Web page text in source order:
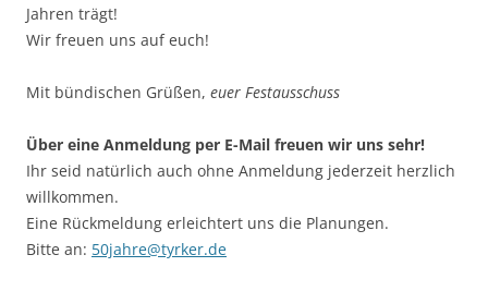
Jahren trägt!
Wir freuen uns auf euch!
Mit bündischen Grüßen, euer Festausschuss
Über eine Anmeldung per E-Mail freuen wir uns sehr!
Ihr seid natürlich auch ohne Anmeldung jederzeit herzlich
willkommen.
Eine Rückmeldung erleichtert uns die Planungen.
Bitte an: 50jahre@tyrker.de